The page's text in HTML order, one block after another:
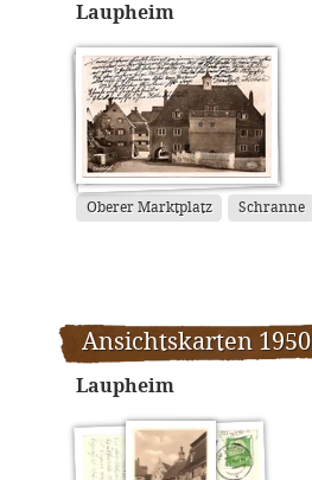
Laupheim
Oberer Marktplatz Schranne
Ansichtskarten 1950
Laupheim